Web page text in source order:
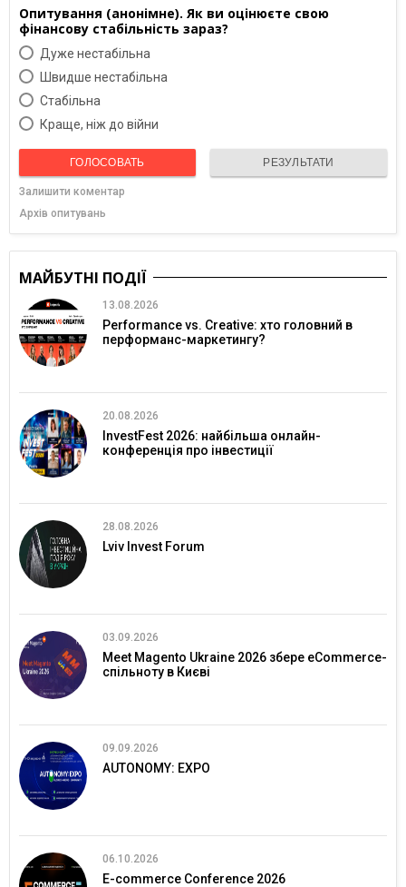
Опитування (анонімне). Як ви оцінюєте свою
фінансову стабільність зараз?
Дуже нестабільна
Швидше нестабільна
Cтабільна
Краще, ніж до війни
ГОЛОСОВАТЬ РЕЗУЛЬТАТИ
Залишити коментар
Архів опитувань
МАЙБУТНІ ПОДІЇ
13.08.2026
Performance vs. Creative: хто головний в
перформанс-маркетингу?
20.08.2026
InvestFest 2026: найбільша онлайн-
конференція про інвестиції
28.08.2026
Lviv Invest Forum
03.09.2026
Meet Magento Ukraine 2026 збере eCommerce-
спільноту в Києві
09.09.2026
AUTONOMY: EXPO
06.10.2026
E-commerce Conference 2026